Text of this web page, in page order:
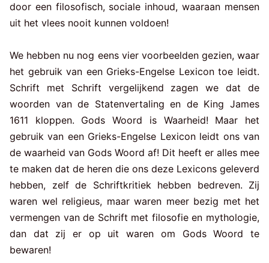
door een filosofisch, sociale inhoud, waaraan mensen
uit het vlees nooit kunnen voldoen!
We hebben nu nog eens vier voorbeelden gezien, waar
het gebruik van een Grieks-Engelse Lexicon toe leidt.
Schrift met Schrift vergelijkend zagen we dat de
woorden van de Statenvertaling en de King James
1611 kloppen. Gods Woord is Waarheid! Maar het
gebruik van een Grieks-Engelse Lexicon leidt ons van
de waarheid van Gods Woord af! Dit heeft er alles mee
te maken dat de heren die ons deze Lexicons geleverd
hebben, zelf de Schriftkritiek hebben bedreven. Zij
waren wel religieus, maar waren meer bezig met het
vermengen van de Schrift met filosofie en mythologie,
dan dat zij er op uit waren om Gods Woord te
bewaren!